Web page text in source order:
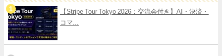
【Stripe Tour Tokyo 2026：交流会付き】AI・決済・
コマ...